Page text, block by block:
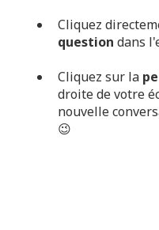
Cliquez
question dans
Cliquez sur la
droite de votre
nouvelle
😉